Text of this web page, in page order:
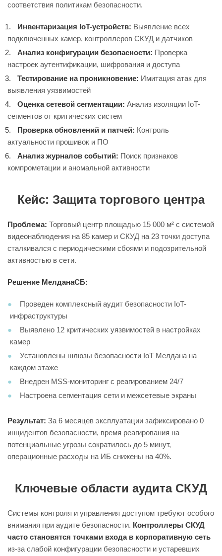
соответствия политикам безопасности.
Инвентаризация IoT-устройств: Выявление всех
подключенных камер, контроллеров СКУД и датчиков
Анализ конфигурации безопасности: Проверка
настроек аутентификации, шифрования и доступа
Тестирование на проникновение: Имитация атак для
выявления уязвимостей
Оценка сетевой сегментации: Анализ изоляции IoT-
сегментов от критических систем
Проверка обновлений и патчей: Контроль
актуальности прошивок и ПО
Анализ журналов событий: Поиск признаков
компрометации и аномальной активности
Кейс: Защита торгового центра
Проблема: Торговый центр площадью 15 000 м² с системой
видеонаблюдения на 85 камер и СКУД на 23 точки доступа
сталкивался с периодическими сбоями и подозрительной
активностью в сети.
Решение МелданаСБ:
Проведен комплексный аудит безопасности IoT-
инфраструктуры
Выявлено 12 критических уязвимостей в настройках
камер
Установлены шлюзы безопасности IoT Мелдана на
каждом этаже
Внедрен MSS-мониторинг с реагированием 24/7
Настроена сегментация сети и межсетевые экраны
Результат: За 6 месяцев эксплуатации зафиксировано 0
инцидентов безопасности, время реагирования на
потенциальные угрозы сократилось до 5 минут,
операционные расходы на ИБ снижены на 40%.
Ключевые области аудита СКУД
Системы контроля и управления доступом требуют особого
внимания при аудите безопасности. Контроллеры СКУД
часто становятся точками входа в корпоративную сеть
из-за слабой конфигурации безопасности и устаревших